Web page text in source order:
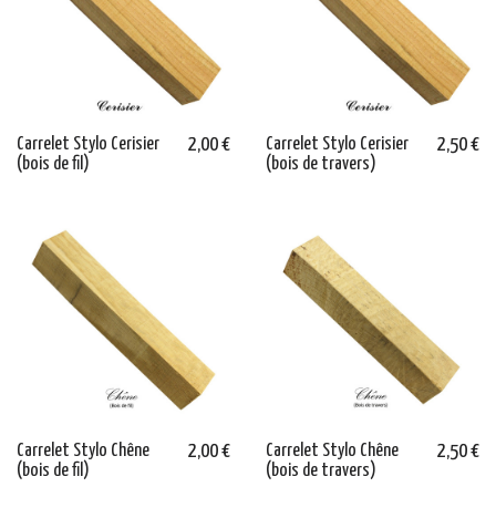
Carrelet Stylo Cerisier
(bois de fil)
2,00 €
Carrelet Stylo Cerisier
(bois de travers)
2,50 €
Carrelet Stylo Chêne
(bois de fil)
2,00 €
Carrelet Stylo Chêne
(bois de travers)
2,50 €